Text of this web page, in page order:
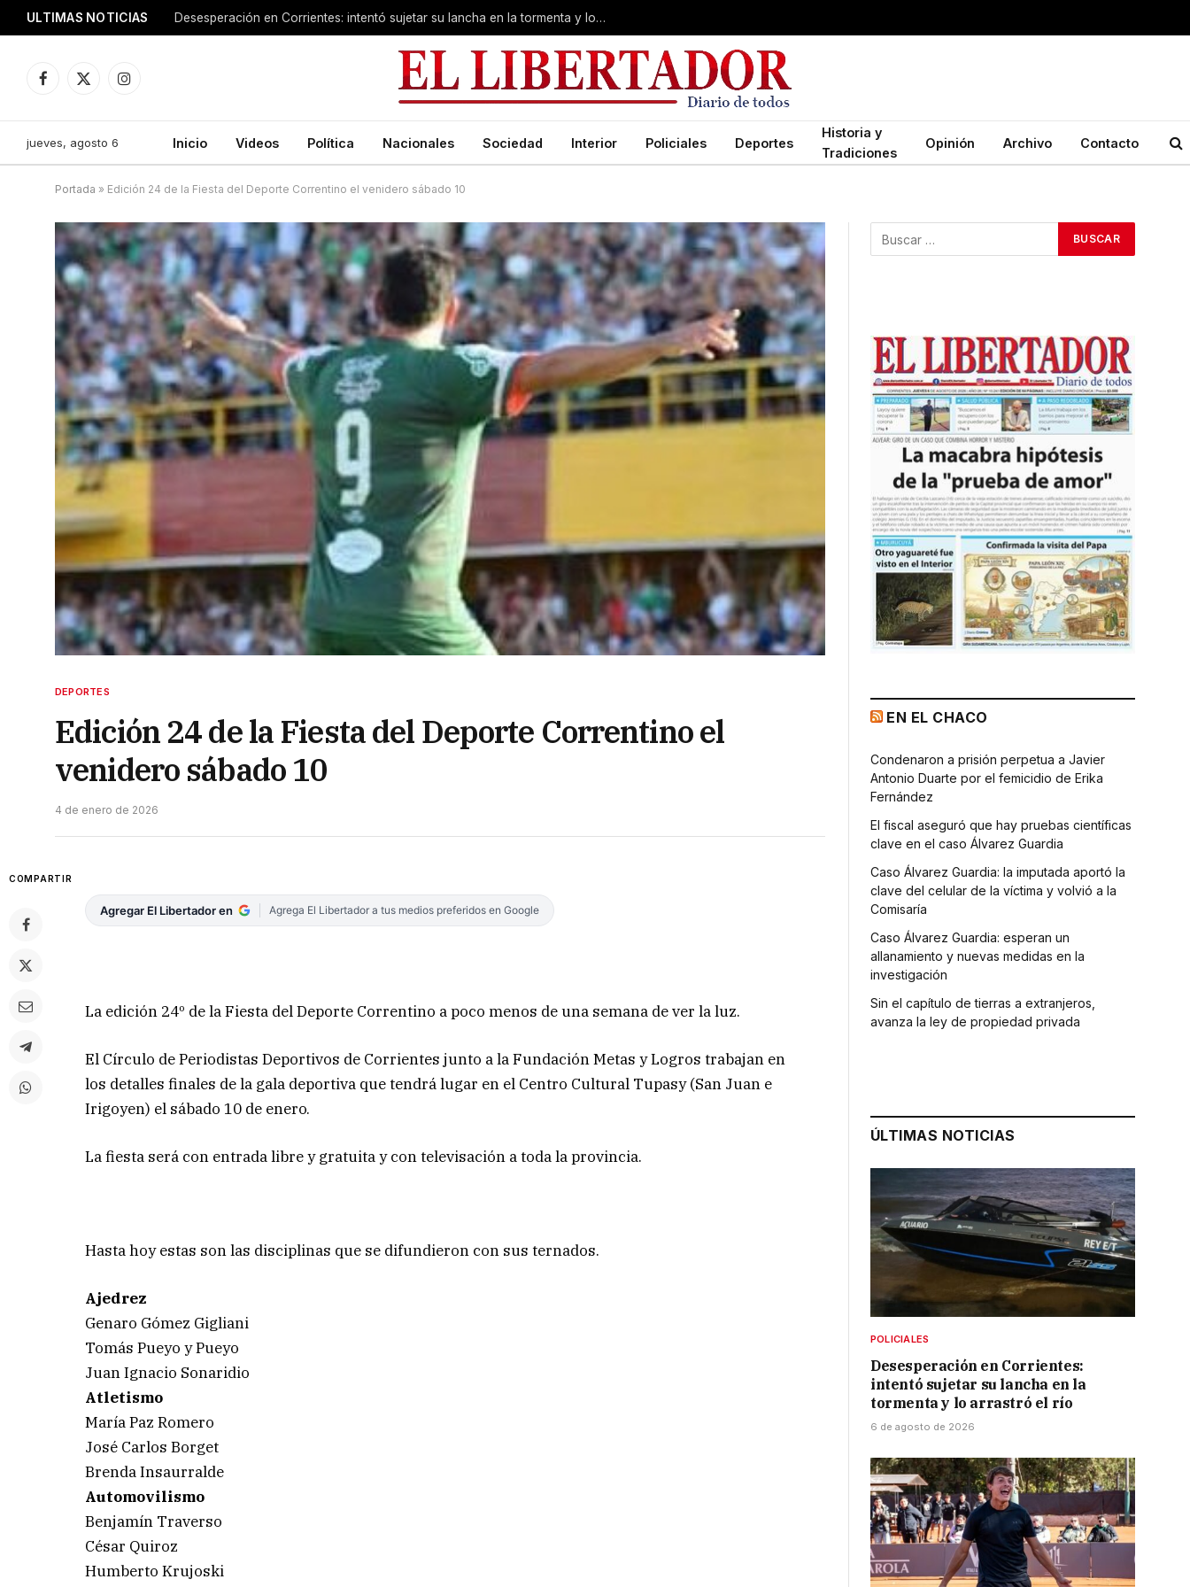
ULTIMAS NOTICIAS Desesperación en Corrientes: intentó sujetar su lancha en la tormenta y lo arrastró el río
Facebook
X
Instagram
jueves, agosto 6 Inicio Videos Política Nacionales Sociedad Interior Policiales Deportes
Historia y
Tradiciones
Opinión Archivo Contacto
Portada » Edición 24 de la Fiesta del Deporte Correntino el venidero sábado 10
DEPORTES
Edición 24 de la Fiesta del Deporte Correntino el
venidero sábado 10
4 de enero de 2026
COMPARTIR
Agregar El Libertador en Agrega El Libertador a tus medios preferidos en Google
La edición 24º de la Fiesta del Deporte Correntino a poco menos de una semana de ver la luz.
El Círculo de Periodistas Deportivos de Corrientes junto a la Fundación Metas y Logros trabajan en
los detalles finales de la gala deportiva que tendrá lugar en el Centro Cultural Tupasy (San Juan e
Irigoyen) el sábado 10 de enero.
La fiesta será con entrada libre y gratuita y con televisación a toda la provincia.
Hasta hoy estas son las disciplinas que se difundieron con sus ternados.
Ajedrez
Genaro Gómez Gigliani
Tomás Pueyo y Pueyo
Juan Ignacio Sonaridio
Atletismo
María Paz Romero
José Carlos Borget
Brenda Insaurralde
Automovilismo
Benjamín Traverso
César Quiroz
Humberto Krujoski
EN EL CHACO
Condenaron a prisión perpetua a Javier
Antonio Duarte por el femicidio de Erika
Fernández
El fiscal aseguró que hay pruebas científicas
clave en el caso Álvarez Guardia
Caso Álvarez Guardia: la imputada aportó la
clave del celular de la víctima y volvió a la
Comisaría
Caso Álvarez Guardia: esperan un
allanamiento y nuevas medidas en la
investigación
Sin el capítulo de tierras a extranjeros,
avanza la ley de propiedad privada
ÚLTIMAS NOTICIAS
POLICIALES
Desesperación en Corrientes:
intentó sujetar su lancha en la
tormenta y lo arrastró el río
6 de agosto de 2026